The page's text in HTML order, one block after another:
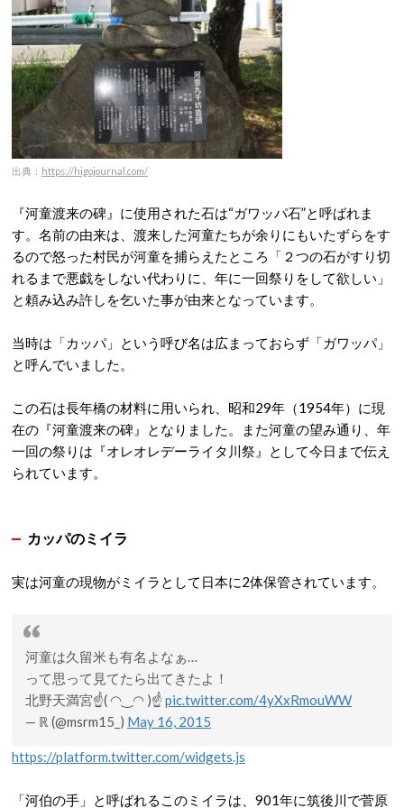
出典： https://higojournal.com/
『河童渡来の碑』に使用された石は“ガワッパ石”と呼ばれま
す。名前の由来は、渡来した河童たちが余りにもいたずらをす
るので怒った村民が河童を捕らえたところ「２つの石がすり切
れるまで悪戯をしない代わりに、年に一回祭りをして欲しい」
と頼み込み許しを乞いた事が由来となっています。
当時は「カッパ」という呼び名は広まっておらず「ガワッパ」
と呼んでいました。
この石は長年橋の材料に用いられ、昭和29年（1954年）に現
在の『河童渡来の碑』となりました。また河童の望み通り、年
一回の祭りは『オレオレデーライタ川祭』として今日まで伝え
られています。
カッパのミイラ
実は河童の現物がミイラとして日本に2体保管されています。
河童は久留米も有名よなぁ…
って思って見てたら出てきたよ！
北野天満宮☝( ◠‿◠ )☝ pic.twitter.com/4yXxRmouWW
— ℝ (@msrm15_) May 16, 2015
https://platform.twitter.com/widgets.js
「河伯の手」と呼ばれるこのミイラは、901年に筑後川で菅原